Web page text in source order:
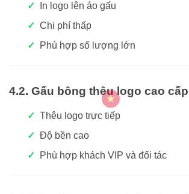
In logo lên áo gấu
Chi phí thấp
Phù hợp số lượng lớn
4.2. Gấu bông thêu logo cao cấp
Thêu logo trực tiếp
Độ bền cao
Phù hợp khách VIP và đối tác